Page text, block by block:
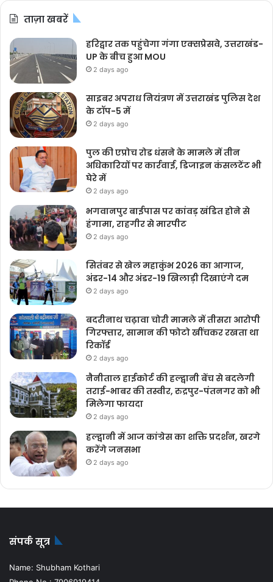
ताज़ा खबरें
हरिद्वार तक पहुंचेगा गंगा एक्सप्रेसवे, उत्तराखंड-
UP के बीच हुआ MOU
2 days ago
साइबर अपराध नियंत्रण में उत्तराखंड पुलिस देश
के टॉप-5 में
2 days ago
पुल की एप्रोच रोड धंसने के मामले में तीन
अधिकारियों पर कार्रवाई, डिजाइन कंसलटेंट भी
घेरे में
2 days ago
भगवानपुर बाईपास पर कांवड़ खंडित होने से
हंगामा, राहगीर से मारपीट
2 days ago
सितंबर से खेल महाकुंभ 2026 का आगाज,
अंडर-14 और अंडर-19 खिलाड़ी दिखाएंगे दम
2 days ago
बदरीनाथ चढ़ावा चोरी मामले में तीसरा आरोपी
गिरफ्तार, सामान की फोटो खींचकर रखता था
रिकॉर्ड
2 days ago
नैनीताल हाईकोर्ट की हल्द्वानी बेंच से बदलेगी
तराई-भाबर की तस्वीर, रुद्रपुर-पंतनगर को भी
मिलेगा फायदा
2 days ago
हल्द्वानी में आज कांग्रेस का शक्ति प्रदर्शन, खरगे
करेंगे जनसभा
2 days ago
संपर्क सूत्र
Name: Shubham Kothari